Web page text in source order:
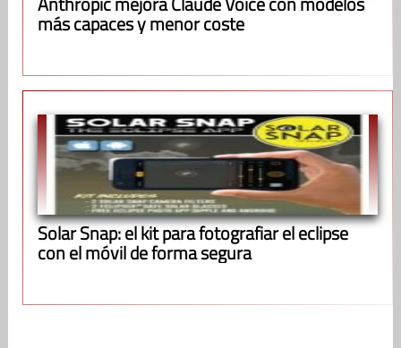
más capaces y menor coste
Solar Snap: el kit para fotografiar el eclipse
con el móvil de forma segura